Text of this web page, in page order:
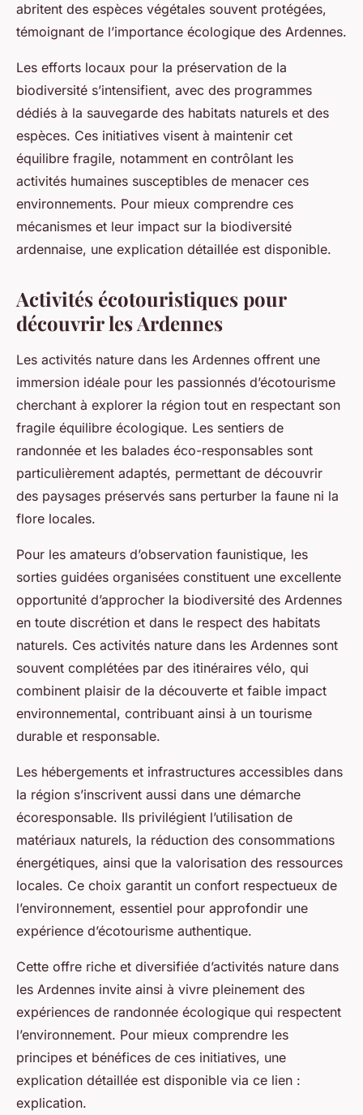
abritent des espèces végétales souvent protégées,
témoignant de l’importance écologique des Ardennes.
Les efforts locaux pour la préservation de la
biodiversité s’intensifient, avec des programmes
dédiés à la sauvegarde des habitats naturels et des
espèces. Ces initiatives visent à maintenir cet
équilibre fragile, notamment en contrôlant les
activités humaines susceptibles de menacer ces
environnements. Pour mieux comprendre ces
mécanismes et leur impact sur la biodiversité
ardennaise, une explication détaillée est disponible.
Activités écotouristiques pour
découvrir les Ardennes
Les activités nature dans les Ardennes offrent une
immersion idéale pour les passionnés d’écotourisme
cherchant à explorer la région tout en respectant son
fragile équilibre écologique. Les sentiers de
randonnée et les balades éco-responsables sont
particulièrement adaptés, permettant de découvrir
des paysages préservés sans perturber la faune ni la
flore locales.
Pour les amateurs d’observation faunistique, les
sorties guidées organisées constituent une excellente
opportunité d’approcher la biodiversité des Ardennes
en toute discrétion et dans le respect des habitats
naturels. Ces activités nature dans les Ardennes sont
souvent complétées par des itinéraires vélo, qui
combinent plaisir de la découverte et faible impact
environnemental, contribuant ainsi à un tourisme
durable et responsable.
Les hébergements et infrastructures accessibles dans
la région s’inscrivent aussi dans une démarche
écoresponsable. Ils privilégient l’utilisation de
matériaux naturels, la réduction des consommations
énergétiques, ainsi que la valorisation des ressources
locales. Ce choix garantit un confort respectueux de
l’environnement, essentiel pour approfondir une
expérience d’écotourisme authentique.
Cette offre riche et diversifiée d’activités nature dans
les Ardennes invite ainsi à vivre pleinement des
expériences de randonnée écologique qui respectent
l’environnement. Pour mieux comprendre les
principes et bénéfices de ces initiatives, une
explication détaillée est disponible via ce lien :
explication.